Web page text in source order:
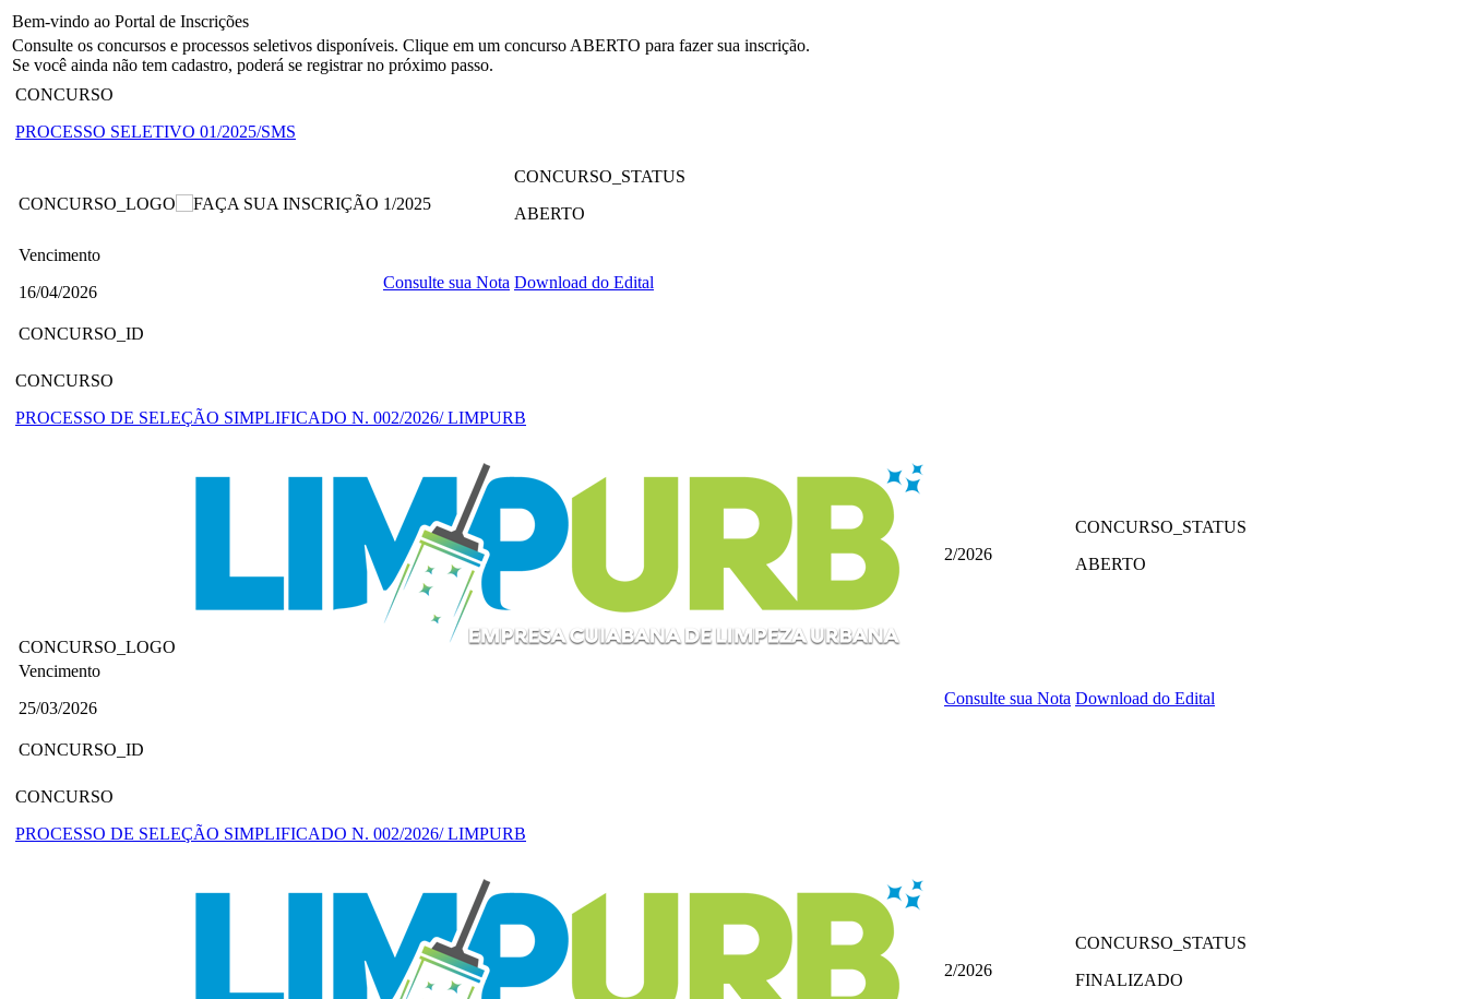
Bem-vindo ao Portal de Inscrições
Consulte os concursos e processos seletivos disponíveis. Clique em um concurso ABERTO para fazer sua inscrição.
Se você ainda não tem cadastro, poderá se registrar no próximo passo.
CONCURSO
PROCESSO SELETIVO 01/2025/SMS
CONCURSO_LOGO 1/2025
CONCURSO_STATUS
ABERTO
Vencimento
16/04/2026
Consulte sua Nota Download do Edital
CONCURSO_ID
CONCURSO
PROCESSO DE SELEÇÃO SIMPLIFICADO N. 002/2026/ LIMPURB
CONCURSO_LOGO
2/2026
CONCURSO_STATUS
ABERTO
Vencimento
25/03/2026
Consulte sua Nota Download do Edital
CONCURSO_ID
CONCURSO
PROCESSO DE SELEÇÃO SIMPLIFICADO N. 002/2026/ LIMPURB
2/2026
CONCURSO_STATUS
FINALIZADO